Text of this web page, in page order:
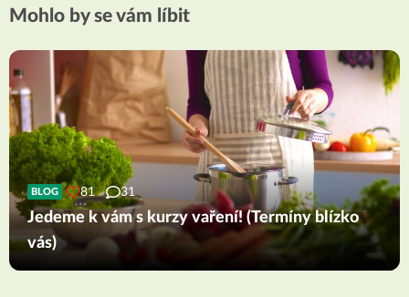
Mohlo by se vám líbit
BLOG 81 31
Jedeme k vám s kurzy vaření! (Termíny blízko
vás)